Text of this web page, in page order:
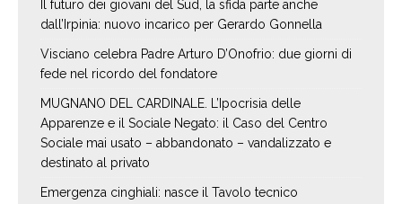
Il futuro dei giovani del Sud, la sfida parte anche
dall’Irpinia: nuovo incarico per Gerardo Gonnella
Visciano celebra Padre Arturo D’Onofrio: due giorni di
fede nel ricordo del fondatore
MUGNANO DEL CARDINALE. L’Ipocrisia delle
Apparenze e il Sociale Negato: il Caso del Centro
Sociale mai usato – abbandonato – vandalizzato e
destinato al privato
Emergenza cinghiali: nasce il Tavolo tecnico